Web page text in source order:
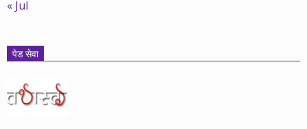
« Jul
पेड सेवा